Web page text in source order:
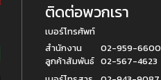
ติดต่อพวกเรา
เบอร์โทรศัพท์
สำนักงาน
02-959-6600
ลูกค้าสัมพันธ์ 02-567-4623